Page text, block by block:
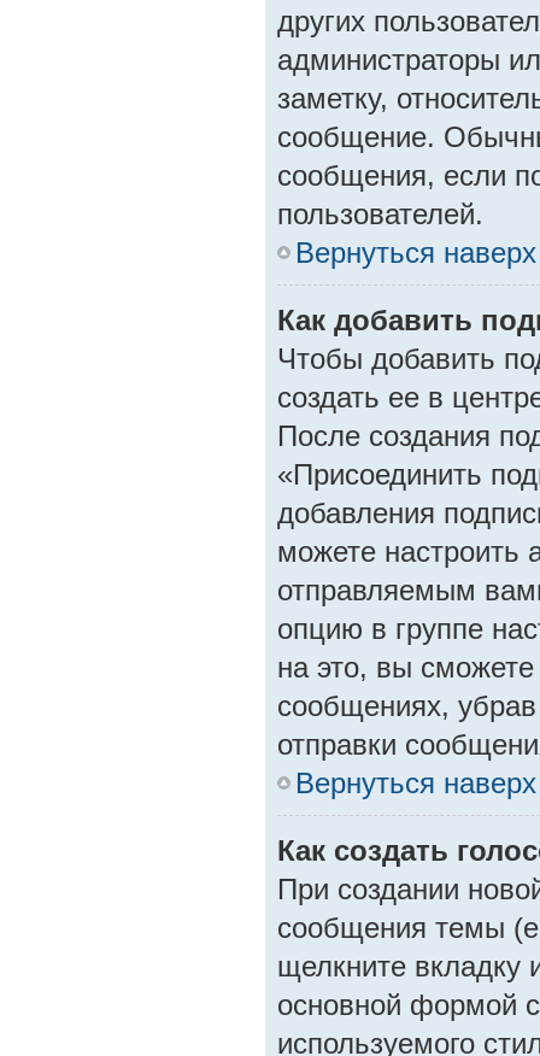
других
администраторы
заметку,
сообщение.
сообщения, если
пользователей.
Вернуться наверх
Как добавить
Чтобы добавить
создать ее в
После создания
«Присоединить
добавления
можете настроить
отправляемым
опцию в группе
на это, вы
сообщениях,
отправки
Вернуться наверх
Как создать
При создании
сообщения темы
щелкните вкладку
основной формой
используемого